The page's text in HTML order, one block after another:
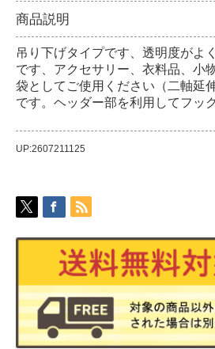
商品説明
吊り下げタイプです、透明度がよ
です、アクセサリー、衣料品、小
袋としてご使用ください（二軸延
です。ヘッダー部を利用してフッ
UP:2607211125